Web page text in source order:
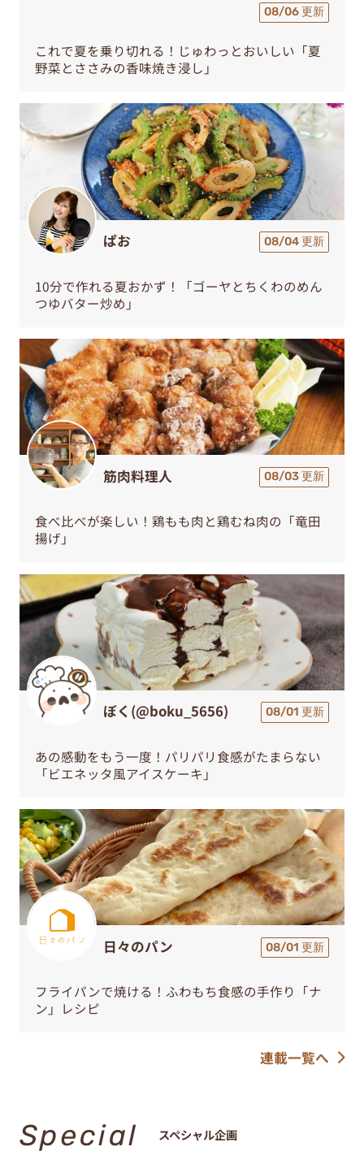
08/06 更新
これで夏を乗り切れる！じゅわっとおいしい「夏
野菜とささみの香味焼き浸し」
ぱお 08/04 更新
10分で作れる夏おかず！「ゴーヤとちくわのめん
つゆバター炒め」
筋肉料理人 08/03 更新
食べ比べが楽しい！鶏もも肉と鶏むね肉の「竜田
揚げ」
ぼく(@boku_5656) 08/01 更新
あの感動をもう一度！パリパリ食感がたまらない
「ビエネッタ風アイスケーキ」
日々のパン 08/01 更新
フライパンで焼ける！ふわもち食感の手作り「ナ
ン」レシピ
連載一覧へ
Special スペシャル企画